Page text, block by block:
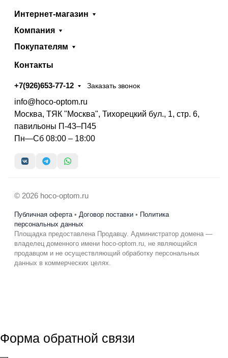
Интернет-магазин
Компания
Покупателям
Контакты
+7(926)653-77-12 Заказать звонок
info@hoco-optom.ru
Москва, ТЯК "Москва", Тихорецкий бул., 1, стр. 6,
павильоны П-43–П45
Пн—Сб 08:00 – 18:00
© 2026 hoco-optom.ru
Публичная оферта• Договор поставки • Политика
персональных данных
Площадка предоставлена Продавцу. Администратор домена —
владелец доменного имени hoco-optom.ru, не являющийся
продавцом и не осуществляющий обработку персональных
данных в коммерческих целях.
Форма обратной связи